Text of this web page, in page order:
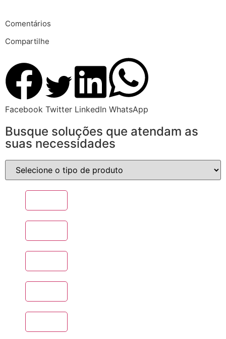
Comentários
Compartilhe
Facebook Twitter LinkedIn WhatsApp
Busque soluções que atendam as
suas necessidades